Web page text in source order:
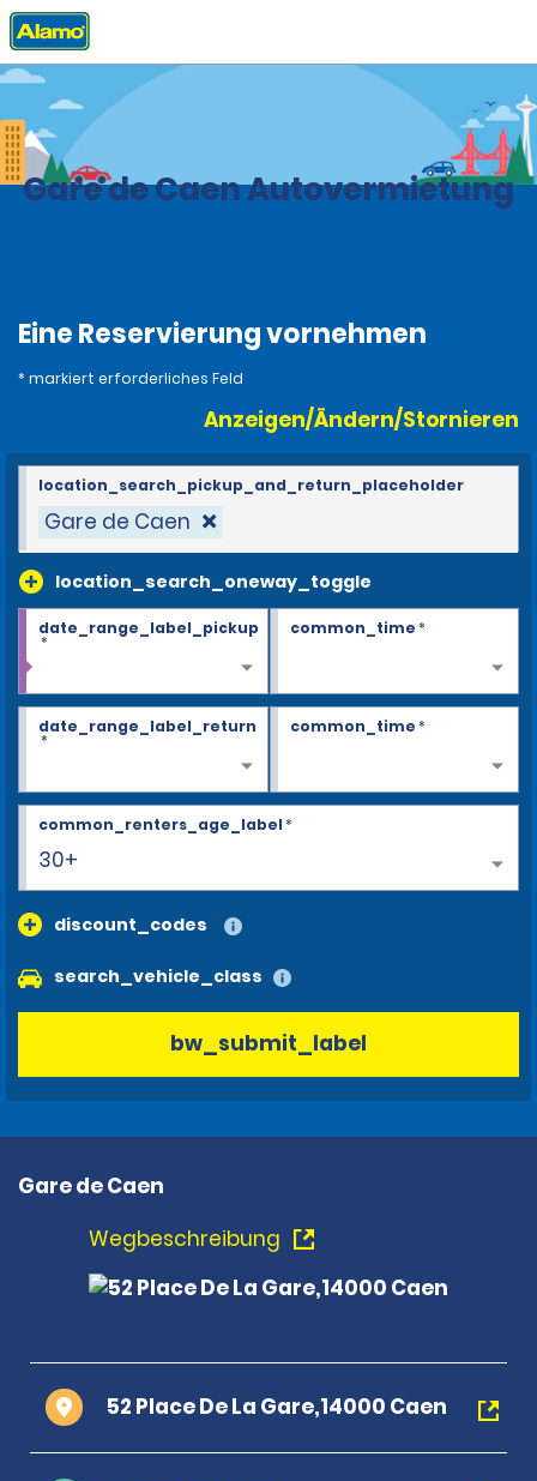
Privat Stationen
Gare de Caen Autovermietung
Eine Reservierung vornehmen
* markiert erforderliches Feld
Anzeigen/Ändern/Stornieren
Gare de Caen
location_search_oneway_toggle
location_search_pickup_and_return_placeholder
date_range_label_pickup
*
common_time*
date_range_label_return
*
common_time*
30+
common_renters_age_label*
discount_codes
search_vehicle_class
bw_submit_label
Gare de Caen
Wegbeschreibung
52 Place De La Gare,14000 Caen